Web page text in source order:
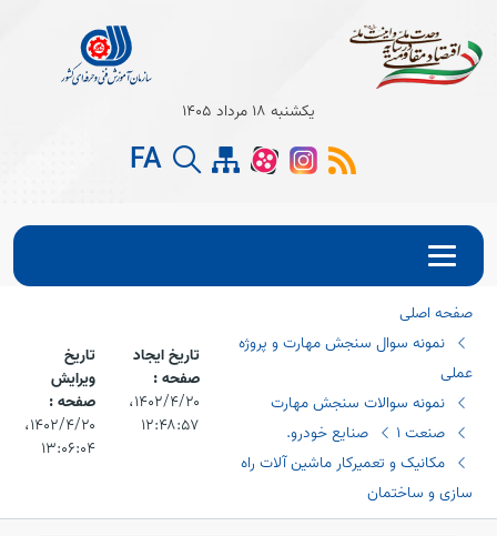
Open
Open
یکشنبه 18 مرداد 1405
FA
صفحه اصلی
نمونه سوال سنجش مهارت و پروژه
عملی
نمونه سوالات سنجش مهارت
صنعت 1
صنایع خودرو.
مکانیک و تعمیرکار ماشین آلات راه
سازی و ساختمان
تاریخ ایجاد
صفحه :
۱۴۰۲/۴/۲۰،‏
۱۲:۴۸:۵۷
تاریخ
ویرایش
صفحه :
۱۴۰۲/۴/۲۰،‏
۱۳:۰۶:۰۴